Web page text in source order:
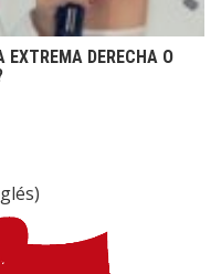
EXTREMA DERECHA O